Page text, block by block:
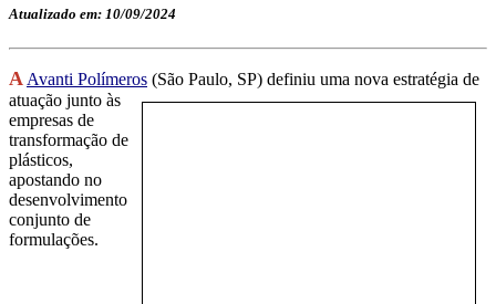
Atualizado em: 10/09/2024
AAvanti Polímeros (São Paulo, SP) definiu uma nova estratégia de
atuação junto às
empresas de
transformação de
plásticos,
apostando no
desenvolvimento
conjunto de
formulações.